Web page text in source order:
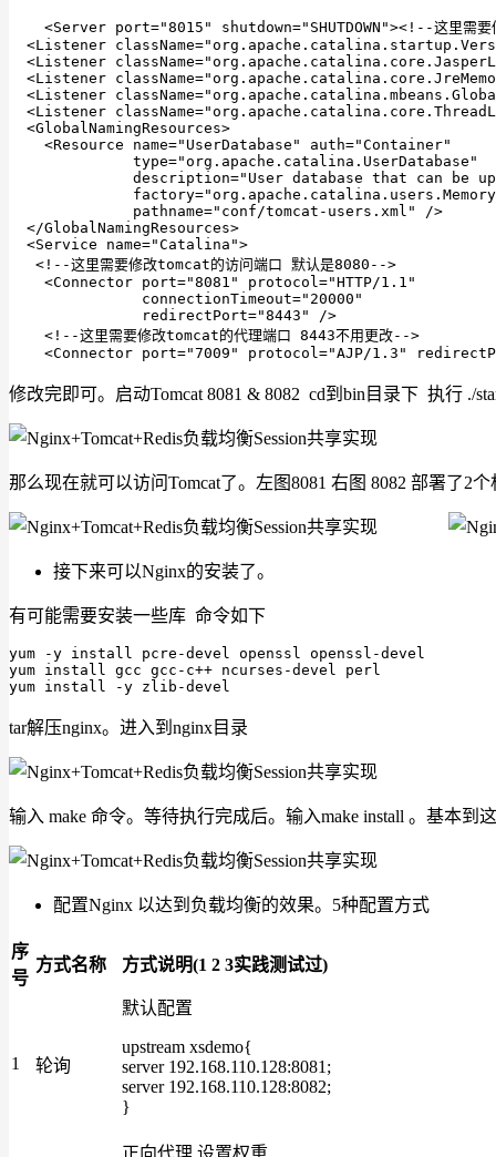
<Server port="8015" shutdown="SHUTDOWN"><!--这里需要
<Listener
<Listener
<Listener
<Listener
<Listener
<GlobalNamingResources>
<Resource name="UserDatabase" auth="Container"
type="org.apache.catalina.UserDatabase"
description="User database that can be
pathname="conf/tomcat-users.xml" />
</GlobalNamingResources>
<Service name="Catalina">
<!--这里需要修改tomcat的访问端口 默认是8080-->
<Connector port="8081" protocol="HTTP/1.1"
connectionTimeout="20000"
redirectPort="8443" />
<!--这里需要修改tomcat的代理端口 8443不用更改-->
<Connector port="7009" protocol="AJP/1.3"
修改完即可。启动Tomcat 8081 & 8082 cd到bin目录下 执行 ./
那么现在就可以访问Tomcat了。左图8081 右图 8082 部署了2
接下来可以Nginx的安装了。
有可能需要安装一些库 命令如下
yum -y install pcre-devel openssl openssl-devel
yum install gcc gcc-c++ ncurses-devel perl
yum install -y zlib-devel
tar解压nginx。进入到nginx目录
输入 make 命令。等待执行完成后。输入make install 。基本
配置Nginx 以达到负载均衡的效果。5种配置方式
序
号
方式名称 方式说明(1 2 3实践测试过)
1 轮询
默认配置
upstream xsdemo{
server 192.168.110.128:8081;
server 192.168.110.128:8082;
}
正向代理 设置权重